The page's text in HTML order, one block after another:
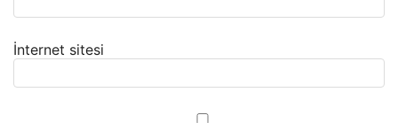
İnternet sitesi